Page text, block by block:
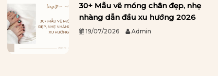
30+ Mẫu vẽ móng chân đẹp, nhẹ
nhàng dẫn đầu xu hướng 2026
19/07/2026 Admin